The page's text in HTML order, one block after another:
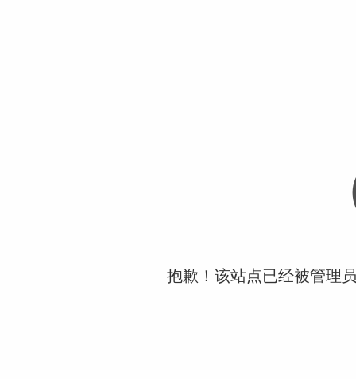
抱歉！该站点已经被管理